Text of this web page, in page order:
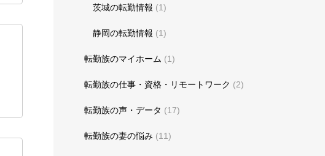
茨城の転勤情報 (1)
静岡の転勤情報 (1)
転勤族のマイホーム (1)
転勤族の仕事・資格・リモートワーク (2)
転勤族の声・データ (17)
転勤族の妻の悩み (11)